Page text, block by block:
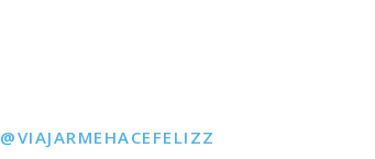
@VIAJARMEHACEFELIZZ